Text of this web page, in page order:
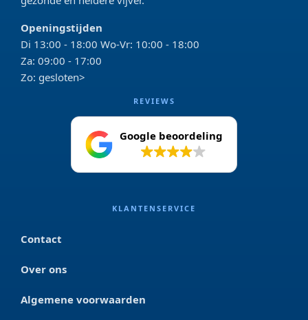
Openingstijden
Di 13:00 - 18:00 Wo-Vr: 10:00 - 18:00
Za: 09:00 - 17:00
Zo: gesloten>
REVIEWS
Google beoordeling
KLANTENSERVICE
Contact
Over ons
Algemene voorwaarden